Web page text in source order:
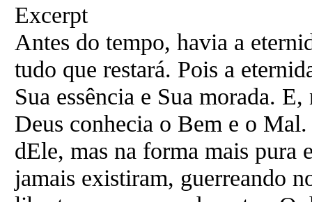
Excerpt
Antes do tempo, havia a
tudo que restará. Pois a
Sua essência e Sua morada.
Deus conhecia o Bem e o
dEle, mas na forma mais pura
jamais existiram, guerreando